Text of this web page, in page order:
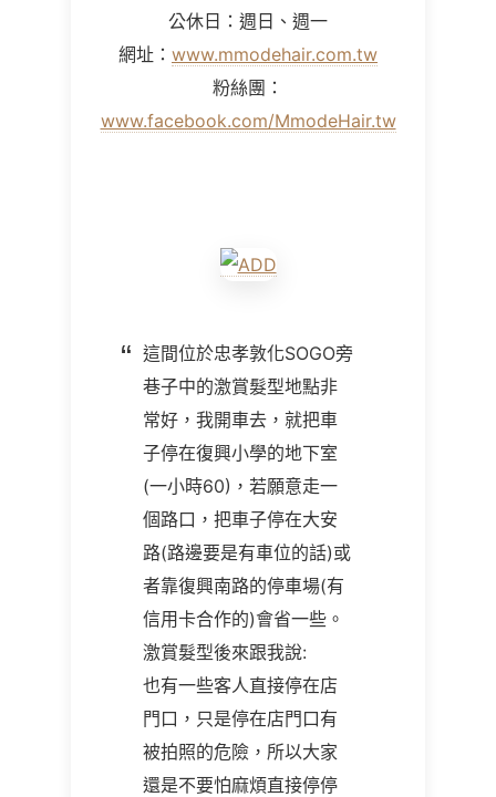
公休日：週日、週一
網址： www.mmodehair.com.tw
粉絲團：
www.facebook.com/MmodeHair.tw
這間位於忠孝敦化SOGO旁
巷子中的激賞髮型地點非
常好，我開車去，就把車
子停在復興小學的地下室
(一小時60)，若願意走一
個路口，把車子停在大安
路(路邊要是有車位的話)或
者靠復興南路的停車場(有
信用卡合作的)會省一些。
激賞髮型後來跟我說:
也有一些客人直接停在店
門口，只是停在店門口有
被拍照的危險，所以大家
還是不要怕麻煩直接停停